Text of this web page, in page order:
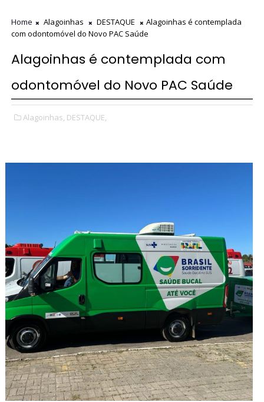
Home Alagoinhas DESTAQUE
Alagoinhas é contemplada
com odontomóvel do Novo PAC Saúde
Alagoinhas é contemplada com
odontomóvel do Novo PAC Saúde
Alagoinhas, DESTAQUE,